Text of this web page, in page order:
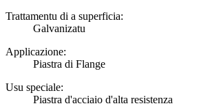
Trattamentu di a superficia:
Galvanizatu
Applicazione:
Piastra di Flange
Usu speciale:
Piastra d'acciaio d'alta resistenza